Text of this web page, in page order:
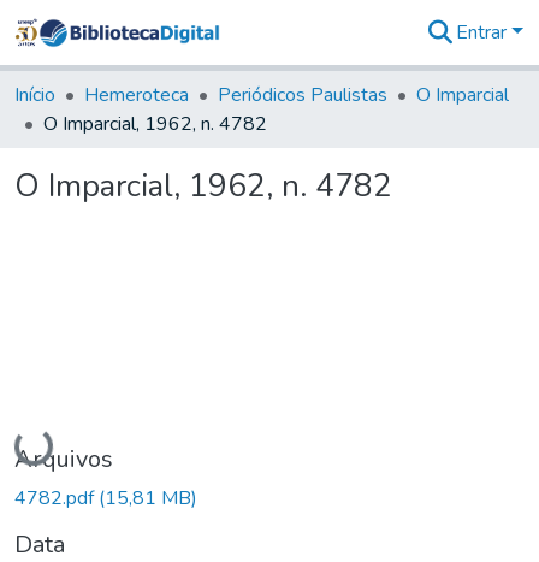
&
Coleções
Tudo na
Digital
Entrar
Início Hemeroteca Periódicos Paulistas
O Imparcial
O Imparcial, 1962, n. 4782
O Imparcial, 1962, n. 4782
Carregando...
Arquivos
4782.pdf(15,81 MB)
Data